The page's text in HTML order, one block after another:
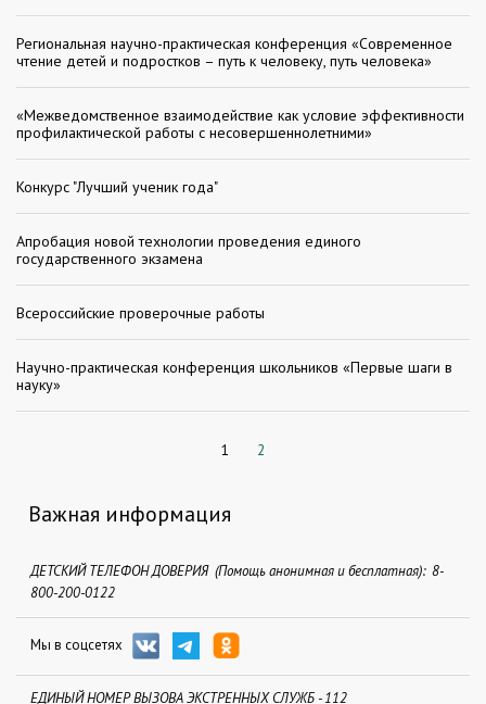
Региональная научно-практическая конференция «Современное
чтение детей и подростков – путь к человеку, путь человека»
«Межведомственное взаимодействие как условие эффективности
профилактической работы с несовершеннолетними»
Конкурс "Лучший ученик года"
Апробация новой технологии проведения единого
государственного экзамена
Всероссийские проверочные работы
Научно-практическая конференция школьников «Первые шаги в
науку»
1 2
Важная информация
ДЕТСКИЙ ТЕЛЕФОН ДОВЕРИЯ (Помощь анонимная и бесплатная): 8-
800-200-0122
Мы в соцсетях
ЕДИНЫЙ НОМЕР ВЫЗОВА ЭКСТРЕННЫХ СЛУЖБ - 112